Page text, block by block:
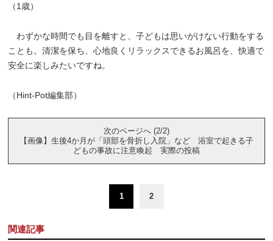
（1歳）
わずかな時間でも目を離すと、子どもは思いがけない行動をする
ことも。清潔を保ち、心地良くリラックスできるお風呂を、快適で
安全に楽しみたいですね。
（Hint-Pot編集部）
次のページへ (2/2)
【画像】生後4か月が「頭部を骨折し入院」など 浴室で起きる子
どもの事故に注意喚起 実際の投稿
1 2
関連記事